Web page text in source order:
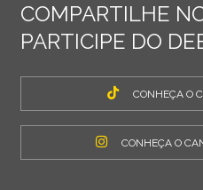
COMPARTILHE
PARTICIPE DO
CONHEÇA O
CONHEÇA O